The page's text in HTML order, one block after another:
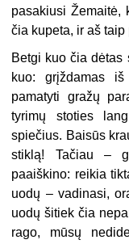
pasakiusi Žemaitė,
čia kupeta, ir aš taip
Betgi kuo čia dėtas
kuo: grįždamas
pamatyti gražų
tyrimų stoties
spiečius. Baisūs
stiklą! Tačiau –
paaiškino: reikia
uodų – vadinasi,
uodų šitiek čia
rago, mūsų